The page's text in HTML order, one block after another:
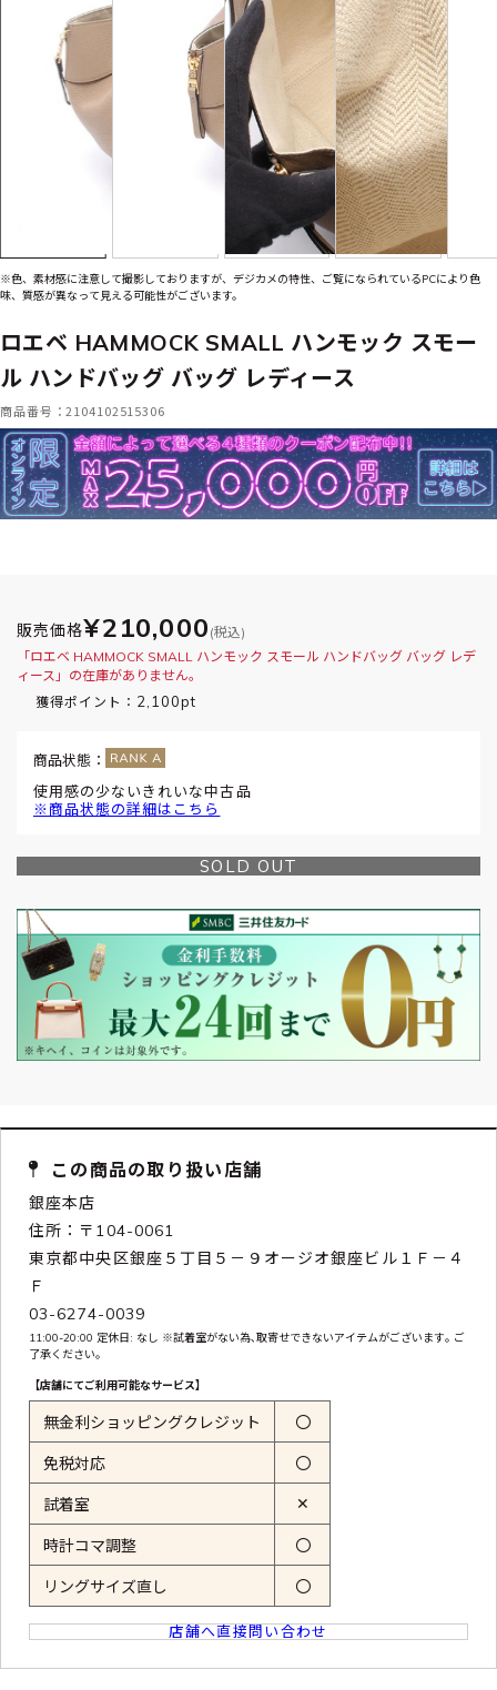
※色、素材感に注意して撮影しておりますが、デジカメの特性、ご覧になられているPCにより色
味、質感が異なって見える可能性がございます。
ロエベ HAMMOCK SMALL ハンモック スモー
ル ハンドバッグ バッグ レディース
商品番号：2104102515306
販売価格¥210,000 (税込)
「ロエベ HAMMOCK SMALL ハンモック スモール ハンドバッグ バッグ レデ
ィース」の在庫がありません。
獲得ポイント： 2,100pt
商品状態：
使用感の少ないきれいな中古品
※商品状態の詳細はこちら
SOLD OUT
この商品の取り扱い店舗
銀座本店
住所：〒104-0061
東京都中央区銀座５丁目５－９オージオ銀座ビル１Ｆ－４
Ｆ
03-6274-0039
11:00-20:00 定休日: なし ※試着室がない為､取寄せできないアイテムがございます｡ ご
了承ください｡
【店舗にてご利用可能なサービス】
無金利ショッピングクレジット 〇
免税対応 〇
試着室 ✕
時計コマ調整 〇
リングサイズ直し 〇
店舗へ直接問い合わせ